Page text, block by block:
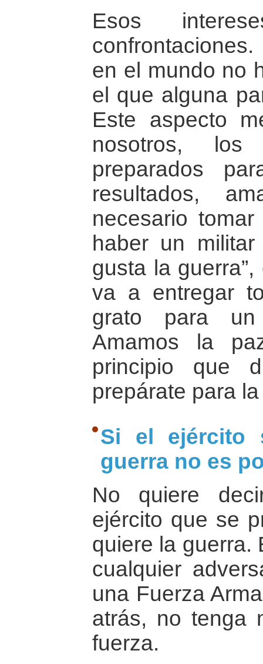
Esos
en el mundo no
el que alguna
Este aspecto
nosotros,
preparados
resultados,
necesario
haber un
gusta la
va a entregar
grato para
Amamos la
principio que
prepárate para
Si el ejército
guerra no es
No quiere
ejército que se
quiere la guerra.
cualquier
una Fuerza
atrás, no tenga
fuerza.